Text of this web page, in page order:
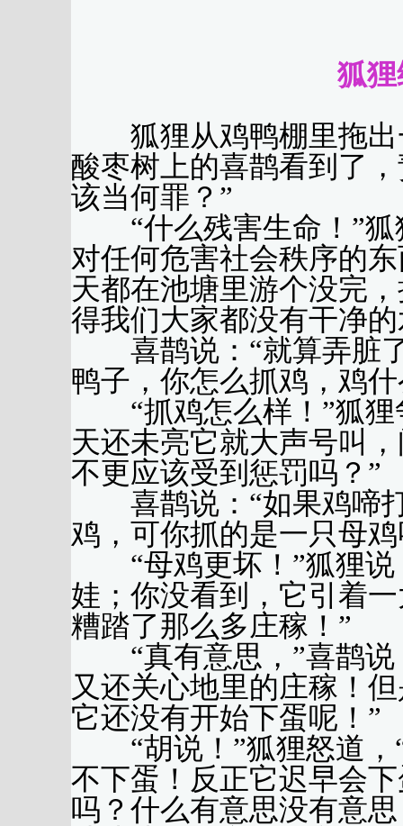
狐
狐狸从鸡鸭棚里拖出
酸枣树上的喜鹊看到了
该当何罪？”
“什么残害生命！”狐
对任何危害社会秩序的
天都在池塘里游个没完
得我们大家都没有干净
喜鹊说：“就算弄脏了
鸭子，你怎么抓鸡，鸡
“抓鸡怎么样！”狐狸
天还未亮它就大声号叫
不更应该受到惩罚吗？”
喜鹊说：“如果鸡啼打
鸡，可你抓的是一只母鸡
“母鸡更坏！”狐狸说
娃；你没看到，它引着
糟踏了那么多庄稼！”
“真有意思，”喜鹊说
又还关心地里的庄稼！
它还没有开始下蛋呢！”
“胡说！”狐狸怒道，“
不下蛋！反正它迟早会
吗？什么有意思没有意